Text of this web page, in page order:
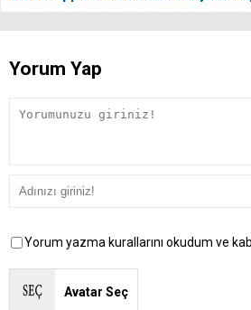
Yorum Yap
Yorum yazma kurallarını okudum ve
Avatar Seç